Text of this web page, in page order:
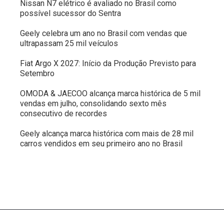
Nissan N7 elétrico é avaliado no Brasil como
possível sucessor do Sentra
Geely celebra um ano no Brasil com vendas que
ultrapassam 25 mil veículos
Fiat Argo X 2027: Início da Produção Previsto para
Setembro
OMODA & JAECOO alcança marca histórica de 5 mil
vendas em julho, consolidando sexto mês
consecutivo de recordes
Geely alcança marca histórica com mais de 28 mil
carros vendidos em seu primeiro ano no Brasil